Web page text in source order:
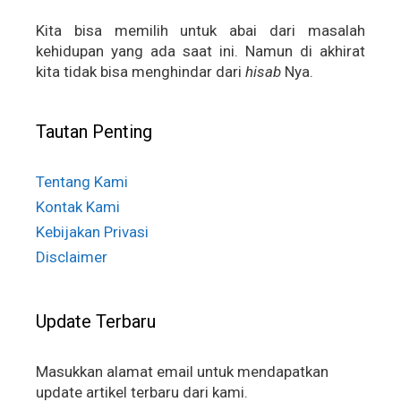
Kita bisa memilih untuk abai dari masalah
kehidupan yang ada saat ini. Namun di akhirat
kita tidak bisa menghindar dari hisab Nya.
Tautan Penting
Tentang Kami
Kontak Kami
Kebijakan Privasi
Disclaimer
Update Terbaru
Masukkan alamat email untuk mendapatkan
update artikel terbaru dari kami.